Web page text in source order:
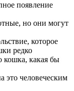
появление
но они могут
которое
редко
кошка, какая бы
это человеческим